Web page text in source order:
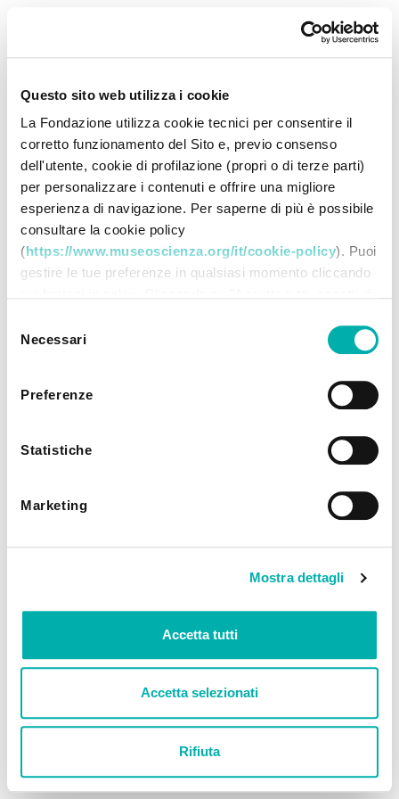
Questo sito web utilizza i cookie
La Fondazione utilizza cookie tecnici per consentire il
corretto funzionamento del Sito e, previo consenso
dell'utente, cookie di profilazione (propri o di terze parti)
per personalizzare i contenuti e offrire una migliore
esperienza di navigazione. Per saperne di più è possibile
consultare la cookie policy
(https://www.museoscienza.org/it/cookie-policy). Puoi
gestire le tue preferenze in qualsiasi momento cliccando
su "Accetta selezionati" dichiari di voler procedere
utilizzando solo i cookie prescelti, disabilitando tutti gli
altri. Selezionando "Rifiuta" procedi nella navigazione
utilizzando solo i cookie tecnici.
delNecessari
Preferenze
Statistiche
Marketing
Mostra dettagli
Accetta tutti
Accetta selezionati
Rifiuta